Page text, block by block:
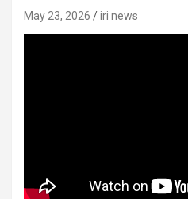
May 23, 2026 iri news